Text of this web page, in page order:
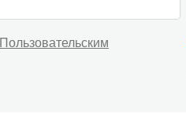
Пользовательским